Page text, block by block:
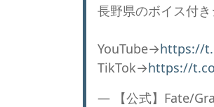
長野県のボイス付き
YouTube→https://
TikTok→https://
— 【公式】Fate/